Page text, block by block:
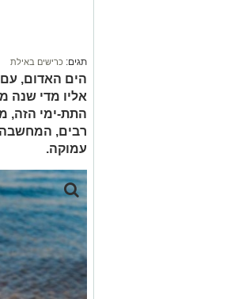
תגים: כרישים באילת
הים האדום, עם
אליו מדי שנה
התת-ימי הזה,
רבים, המחשבה
עמוקה.